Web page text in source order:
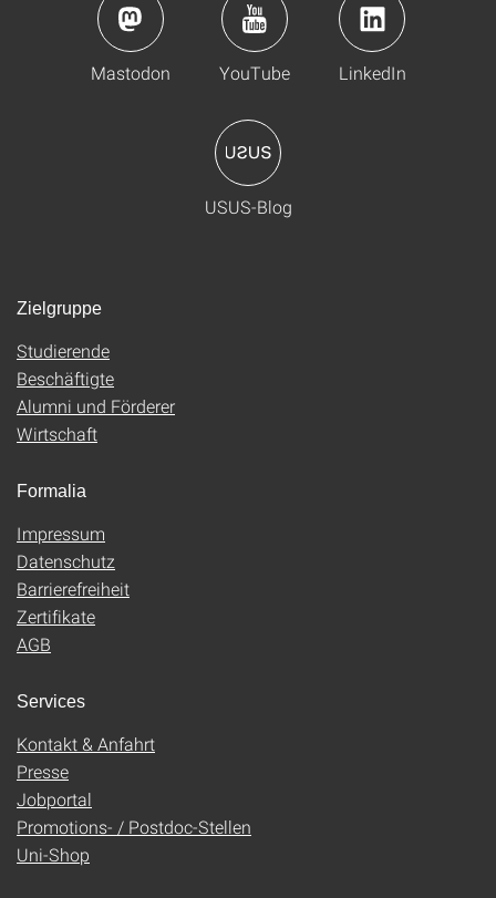
Mastodon YouTube LinkedIn
USUS-Blog
Zielgruppe
Studierende
Beschäftigte
Alumni und Förderer
Wirtschaft
Formalia
Impressum
Datenschutz
Barrierefreiheit
Zertifikate
AGB
Services
Kontakt & Anfahrt
Presse
Jobportal
Promotions- / Postdoc-Stellen
Uni-Shop